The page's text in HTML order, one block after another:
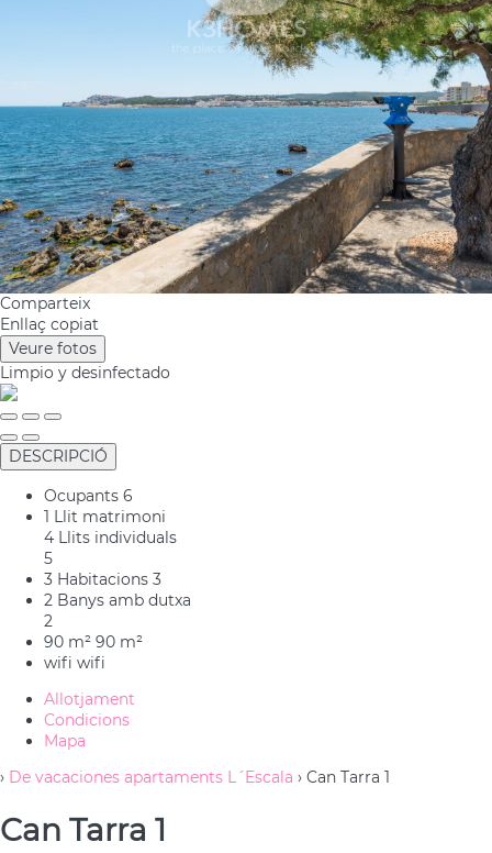
Comparteix
Enllaç copiat
Veure fotos
Limpio y desinfectado
DESCRIPCIÓ
Ocupants 6
1 Llit matrimoni
4 Llits individuals
5
3 Habitacions 3
2 Banys amb dutxa
2
90 m² 90 m²
wifi wifi
Allotjament
Condicions
Mapa
› De vacaciones apartaments L´Escala › Can Tarra 1
Can Tarra 1